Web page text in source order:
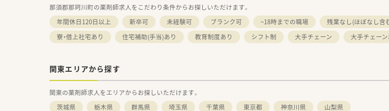
那須郡那珂川町の薬剤師求人をこだわり条件からお探しいただけます。
年間休日120日以上
新卒可 未経験可 ブランク可 ~18時までの職場 残業なし(ほぼなし含
寮・借上社宅あり
住宅補助(手当)あり 教育制度あり シフト制 大手チェーン 大手チェー
関東エリアから探す
関東の薬剤師求人をエリアからお探しいただけます。
茨城県
栃木県 群馬県 埼玉県 千葉県 東京都 神奈川県 山梨県